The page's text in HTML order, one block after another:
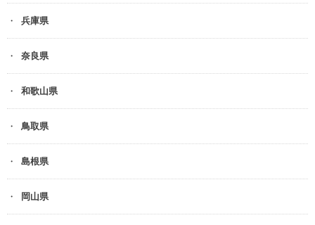
兵庫県
奈良県
和歌山県
鳥取県
島根県
岡山県